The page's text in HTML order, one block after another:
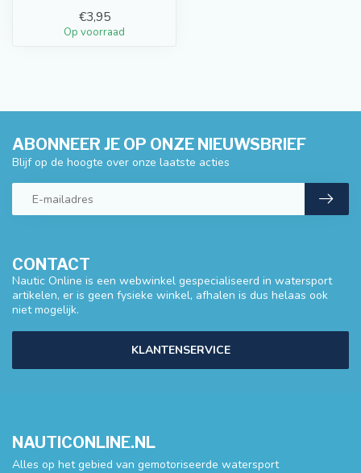
€3,95
Op voorraad
CONTACT
Nautic Online is een webwinkel gespecialiseerd in watersport
artikelen, er is geen fysieke winkel, afhalen is dus helaas ook
niet mogelijk.
KLANTENSERVICE
ABONNEER JE OP ONZE NIEUWSBRIEF
Blijf op de hoogte over onze laatste acties
NAUTICONLINE.NL
Alles op het gebied van gemotoriseerde watersport